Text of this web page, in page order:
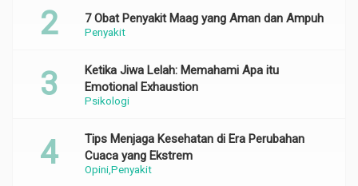
Penyakit
7 Obat Penyakit Maag yang Aman dan Ampuh
Psikologi
Ketika Jiwa Lelah: Memahami Apa itu
Emotional Exhaustion
OpiniPenyakit
Tips Menjaga Kesehatan di Era Perubahan
Cuaca yang Ekstrem